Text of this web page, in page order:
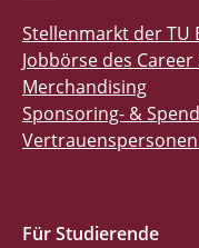
Stellenmarkt der TU
Jobbörse des Career
Merchandising
Sponsoring- &
Für Studierende